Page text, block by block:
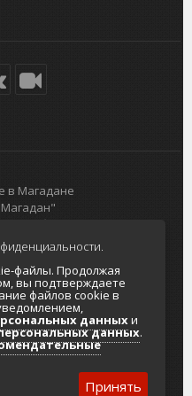
в Магадане
объявлений
портал
обработки
данных
обработку персональных
файлы. Продолжая
вы подтверждаете
файлов cookie в
данныхи
данных.
Принять